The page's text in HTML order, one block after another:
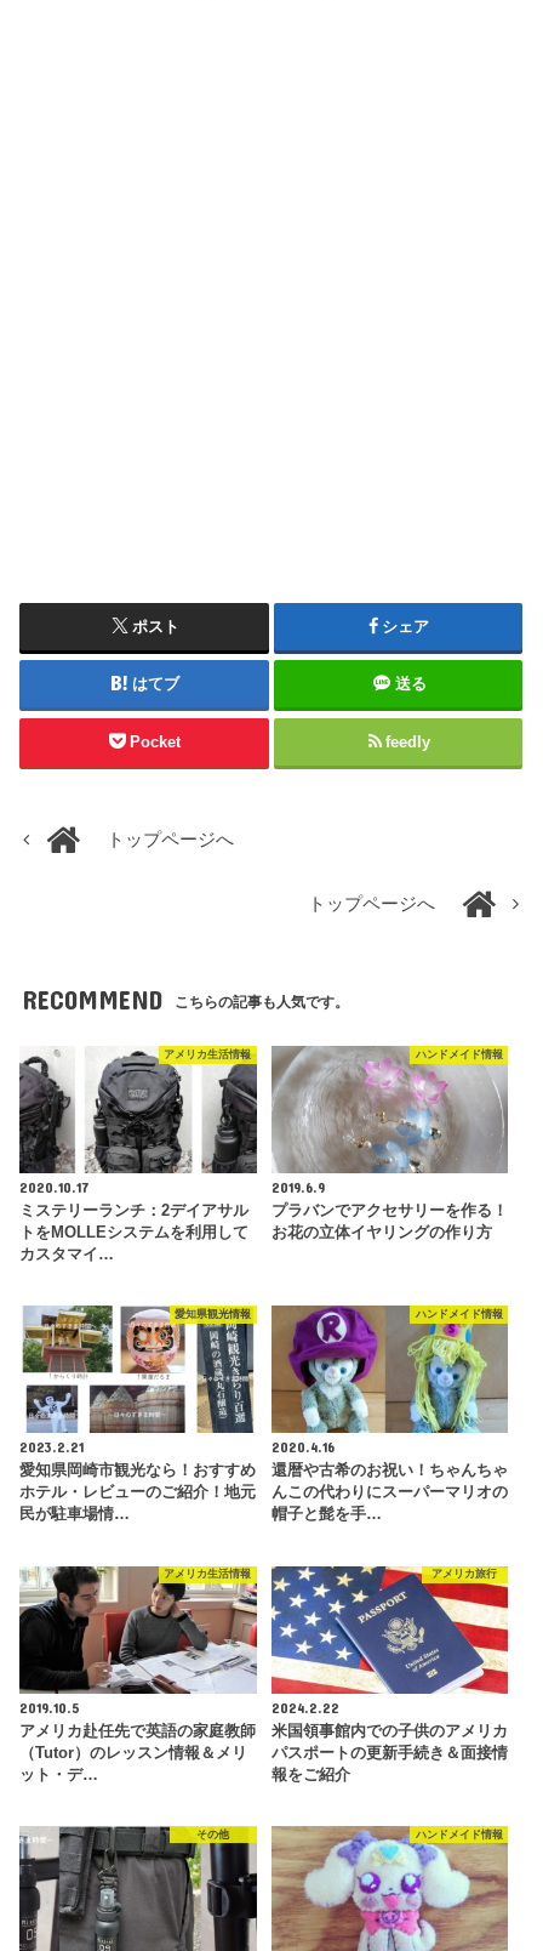
ポスト シェア
はてブ 送る
Pocket feedly
トップページへ
トップページへ
RECOMMEND こちらの記事も人気です。
アメリカ生活情報
2020.10.17
ミステリーランチ：2デイアサル
トをMOLLEシステムを利用して
カスタマイ…
ハンドメイド情報
2019.6.9
プラバンでアクセサリーを作る！
お花の立体イヤリングの作り方
愛知県観光情報
2023.2.21
愛知県岡崎市観光なら！おすすめ
ホテル・レビューのご紹介！地元
民が駐車場情…
ハンドメイド情報
2020.4.16
還暦や古希のお祝い！ちゃんちゃ
んこの代わりにスーパーマリオの
帽子と髭を手…
アメリカ生活情報
2019.10.5
アメリカ赴任先で英語の家庭教師
（Tutor）のレッスン情報＆メリ
ット・デ…
アメリカ旅行
2024.2.22
米国領事館内での子供のアメリカ
パスポートの更新手続き＆面接情
報をご紹介
その他 ハンドメイド情報